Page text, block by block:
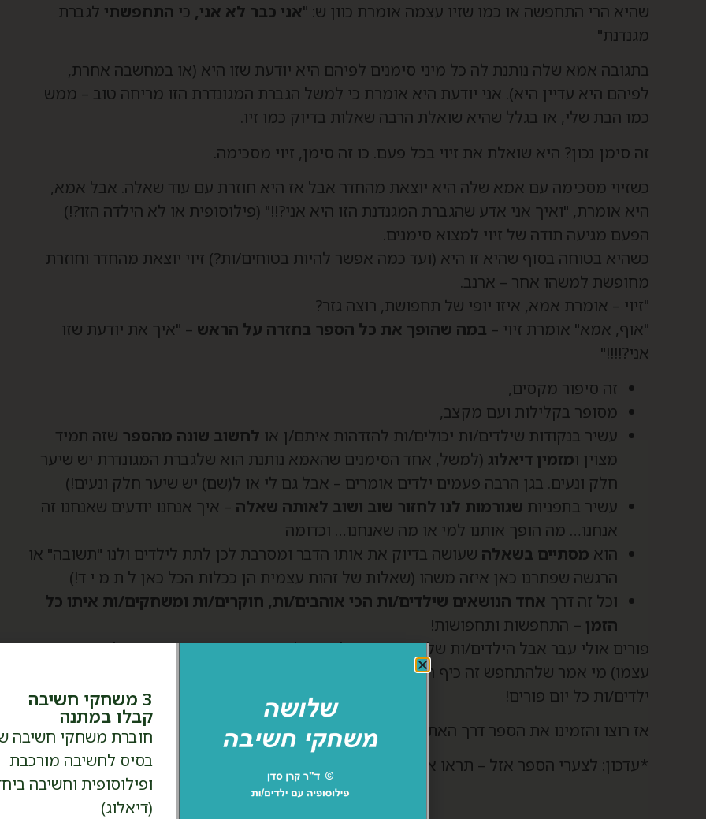
שהיא הרי התחפשה או כמו שזיו עצמה אומרת כוון ש: "אני כבר לא אני, כי התחפשתי לגברת
מגנדנת"
בתגובה אמא שלה נותנת לה כל מיני סימנים לפיהם היא יודעת שזו היא (או במחשבה אחרת,
לפיהם היא עדיין היא). אני יודעת היא אומרת כי למשל הגברת המגונדרת הזו מריחה טוב – ממש
כמו הבת שלי, או בגלל שהיא שואלת הרבה שאלות בדיוק כמו זיו.
זה סימן נכון? היא שואלת את זיוי בכל פעם. כו זה סימן, זיוי מסכימה.
כשזיוי מסכימה עם אמא שלה היא יוצאת מהחדר אבל אז היא חוזרת עם עוד שאלה. אבל אמא,
היא אומרת, "ואיך אני אדע שהגברת המגנדנת הזו היא אני?!!" (פילוסופית או לא הילדה הזו?!)
הפעם מגיעה תודה של זיוי למצוא סימנים.
כשהיא בטוחה בסוף שהיא זו היא (ועד כמה אפשר להיות בטוחים/ות?) זיוי יוצאת מהחדר וחוזרת
מחופשת למשהו אחר – ארנב.
"זיוי – אומרת אמא, איזו יופי של תחפושת, רוצה גזר?
"אוף, אמא" אומרת זיוי – במה שהופך את כל הספר בחזרה על הראש – "איך את יודעת שזו
אני?!!!!"
זה סיפור מקסים,
מסופר בקלילות ועם מקצב,
עשיר בנקודות שילדים/ות יכולים/ות להזדהות איתם/ן או לחשוב שונה מהספר שזה תמיד
מצוין ומזמין דיאלוג (למשל, אחד הסימנים שהאמא נותנת הוא שלגברת המגונדרת יש שיער
חלק ונעים. בגן הרבה פעמים ילדים אומרים – אבל גם לי או ל(שם) יש שיער חלק ונעים!)
עשיר בתפניות שגורמות לנו לחזור שוב ושוב לאותה שאלה – איך אנחנו יודעים שאנחנו זה
אנחנו… מה הופך אותנו למי או מה שאנחנו… וכדומה
הוא מסתיים בשאלה שעושה בדיוק את אותו הדבר ומסרבת לכן לתת לילדים ולנו "תשובה" או
הרגשה שפתרנו כאן איזה משהו (שאלות של זהות עצמית הן ככלות הכל כאן ל ת מ י ד!)
וכל זה דרך אחד הנושאים שילדים/ות הכי אוהבים/ות, חוקרים/ות ומשחקים/ות איתו כל
הזמן – התחפשות ותחפושות!
פורים אולי עבר אבל הילדים/ות שלכם/ן ישמחו לחזור ולהיזכר בו. וגם (וזה מעשה פילוסופי בפני
עצמו) מי אמר שלהתחפש זה כיף רק בפורים או שאנחנו מתחפשים רק בפורים… נהפוך הוא, בשביל
ילדים/ות כל יום פורים!
אז רוצו והזמינו את הספר דרך האתר של הקיבוץ המאוחד.*
*עדכון: לצערי הספר אזל – תראו אם אתם יכולים להשיג אותו בספריה.
3 משחקי חשיבה
קבלו במתנה
חוברת משחקי חשיבה
בסיס לחשיבה מורכבת
ופילוסופית וחשיבה
(דיאלוג)